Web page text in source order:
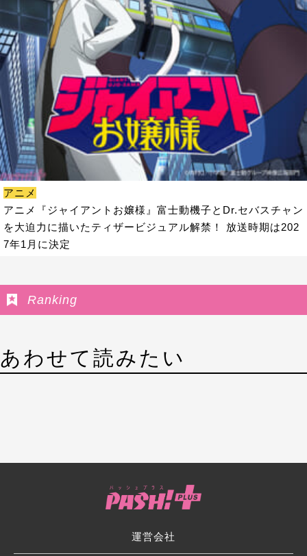
アニメ
アニメ『ジャイアントお嬢様』富士動機子とDr.セバスチャン
を大迫力に描いたティザービジュアル解禁！ 放送時期は202
7年1月に決定
Ranking
あわせて読みたい
運営会社